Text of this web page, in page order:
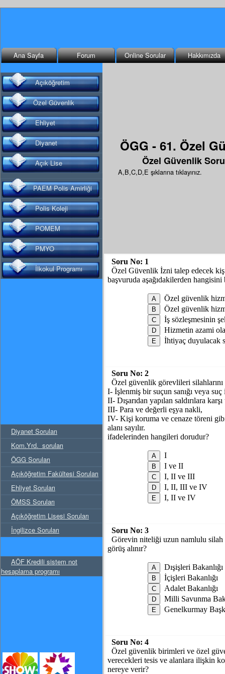
Ana Sayfa Forum Online Sorular Hakkımızda
Açıköğretim
Özel Güvenlik
Ehliyet
Diyanet
Açık Lise
PAEM Polis Amirliği
Polis Koleji
POMEM
PMYO
İlkokul Programı
Diyanet Soruları
Kom.Yrd._soruları
ÖGG Soruları
Açıköğretim Fakültesi Soruları
Ehliyet Soruları
ÖMSS Soruları
Açıköğretim Lisesi Soruları
İngilizce Soruları
AÖF Kredili sistem not
hesaplama programı
ÖGG - 61. Özel
Özel Güvenlik
A,B,C,D,E şıklarına tıklayınız.
Soru No: 1
Özel Güvenlik İzni talep edecek
başvuruda aşağıdakilerden
Özel güvenlik
Özel güvenlik
İş sözleşmesinin
Hizmetin azami
İhtiyaç duyulacak
Soru No: 2
Özel güvenlik görevlileri silahlarını
I- İşlenmiş bir suçun sanığı veya
II- Dışarıdan yapılan saldırılara
III- Para ve değerli eşya nakli,
IV- Kişi koruma ve cenaze töreni
alanı sayılır.
ifadelerinden hangileri dorudur?
I
I ve II
I, II ve III
I, II, III ve IV
I, II ve IV
Soru No: 3
Görevin niteliği uzun namlulu silah
görüş alınır?
Dışişleri Bakanlığı
İçişleri Bakanlığı
Adalet Bakanlığı
Milli Savunma
Genelkurmay
Soru No: 4
Özel güvenlik birimleri ve özel
verecekleri tesis ve alanlara ilişkin
nereye verir?